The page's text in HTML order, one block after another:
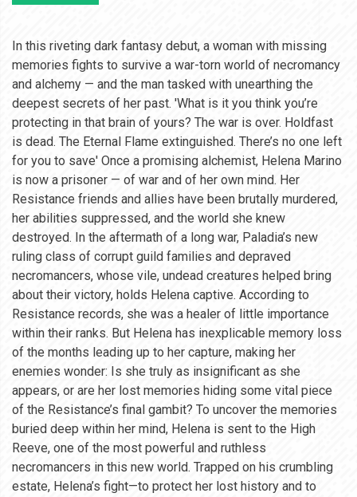
In this riveting dark fantasy debut, a woman with missing
memories fights to survive a war-torn world of necromancy
and alchemy — and the man tasked with unearthing the
deepest secrets of her past. 'What is it you think you’re
protecting in that brain of yours? The war is over. Holdfast
is dead. The Eternal Flame extinguished. There’s no one left
for you to save' Once a promising alchemist, Helena Marino
is now a prisoner — of war and of her own mind. Her
Resistance friends and allies have been brutally murdered,
her abilities suppressed, and the world she knew
destroyed. In the aftermath of a long war, Paladia’s new
ruling class of corrupt guild families and depraved
necromancers, whose vile, undead creatures helped bring
about their victory, holds Helena captive. According to
Resistance records, she was a healer of little importance
within their ranks. But Helena has inexplicable memory loss
of the months leading up to her capture, making her
enemies wonder: Is she truly as insignificant as she
appears, or are her lost memories hiding some vital piece
of the Resistance’s final gambit? To uncover the memories
buried deep within her mind, Helena is sent to the High
Reeve, one of the most powerful and ruthless
necromancers in this new world. Trapped on his crumbling
estate, Helena’s fight—to protect her lost history and to